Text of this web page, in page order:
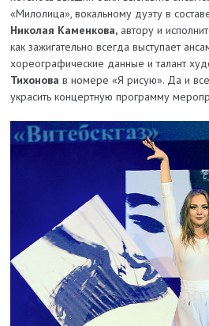
«Милолица», вокальному дуэту в
Николая Каменкова, автору и
как зажигательно всегда выступает
хорео­графические данные и талант
Тихонова в номере «Я рисую». Да и
украсить концертную программу